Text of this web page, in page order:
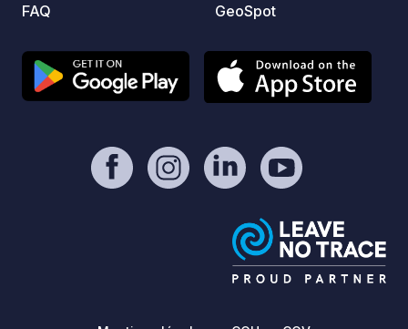
FAQ
GeoSpot